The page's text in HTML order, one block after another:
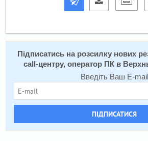
Підписатись на розсилку нових
call-центру, оператор ПК в
Введіть Ваш E-mail
ПІДПИСАТИСЯ